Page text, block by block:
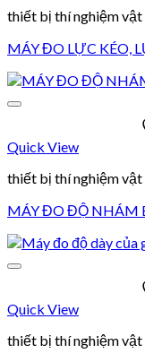
thiết bị thí nghiệm
MÁY ĐO LỰC KÉO,
Quick View
thiết bị thí nghiệm
MÁY ĐO ĐỘ NHÁM
Quick View
thiết bị thí nghiệm